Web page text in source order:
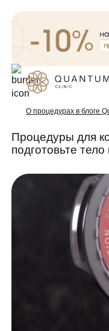
Для
Услуги
Инъекционная
Аппаратная
Эстетическая
Эндокринология
Проблемы
Специалисты
Спецпредложения
О процедурах в блоге
Процедуры для
подготовьте тело